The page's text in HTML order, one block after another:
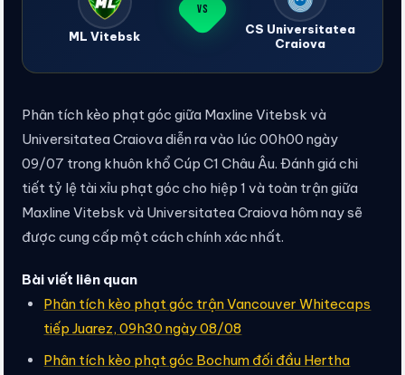
ML Vitebsk
VS
CS Universitatea
Craiova
Phân tích kèo phạt góc giữa Maxline Vitebsk và
Universitatea Craiova diễn ra vào lúc 00h00 ngày
09/07 trong khuôn khổ Cúp C1 Châu Âu. Đánh giá chi
tiết tỷ lệ tài xỉu phạt góc cho hiệp 1 và toàn trận giữa
Maxline Vitebsk và Universitatea Craiova hôm nay sẽ
được cung cấp một cách chính xác nhất.
Bài viết liên quan
Phân tích kèo phạt góc trận Vancouver Whitecaps
tiếp Juarez, 09h30 ngày 08/08
Phân tích kèo phạt góc Bochum đối đầu Hertha